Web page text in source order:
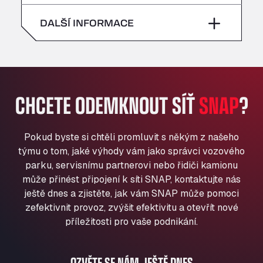
Klaverbladstaat 21, 3560
American Truck Wash
Andamur La Junquera
Andamur Pamplona
A-15 Salida Imarcoain, 31119
Andamur San Roman II
Aut A1 Exit 385, 01207
Anglia Motel
Washway Road, PE12 8LT
Anpol Sp. z o.o.
Aqua Ariva GmbH
neděle –
neděle –
DALŠÍ INFORMACE
CHCETE ODEMKNOUT SÍŤSNAP?
Pokud byste si chtěli promluvit s někým z našeho
týmu o tom, jaké výhody vám jako správci vozového
parku, servisnímu partnerovi nebo řidiči kamionu
může přinést připojení k síti SNAP, kontaktujte nás
ještě dnes a zjistěte, jak vám SNAP může pomoci
zefektivnit provoz, zvýšit efektivitu a otevřít nové
příležitosti pro vaše podnikání.